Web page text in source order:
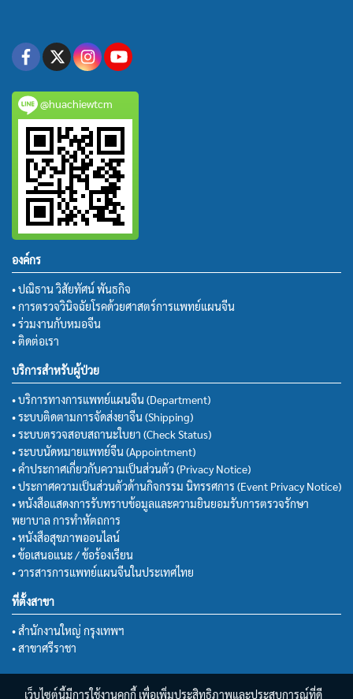
@huachiewtcm
องค์กร
• ปณิธาน วิสัยทัศน์ พันธกิจ
• การตรวจวินิจฉัยโรคด้วยศาสตร์การแพทย์แผนจีน
• ร่วมงานกับหมอจีน
• ติดต่อเรา
บริการสำหรับผู้ป่วย
• บริการทางการแพทย์แผนจีน (Department)
• ระบบติดตามการจัดส่งยาจีน (Shipping)
• ระบบตรวจสอบสถานะใบยา (Check Status)
• ระบบนัดหมายแพทย์จีน (Appointment)
• คำประกาศเกี่ยวกับความเป็นส่วนตัว (Privacy Notice)
• ประกาศความเป็นส่วนตัวด้านกิจกรรม นิทรรศการ (Event Privacy Notice)
• หนังสือแสดงการรับทราบข้อมูลและความยินยอมรับการตรวจรักษา
พยาบาล การทำหัตถการ
• หนังสือสุขภาพออนไลน์
• ข้อเสนอแนะ / ข้อร้องเรียน
• วารสารการแพทย์แผนจีนในประเทศไทย
ที่ตั้งสาขา
• สำนักงานใหญ่ กรุงเทพฯ
• สาขาศรีราชา
เว็บไซต์นี้มีการใช้งานคุกกี้ เพื่อเพิ่มประสิทธิภาพและประสบการณ์ที่ดี